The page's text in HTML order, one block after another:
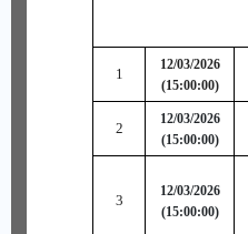
1
12/03/2026
(15:00:00)
2
12/03/2026
(15:00:00)
3
12/03/2026
(15:00:00)